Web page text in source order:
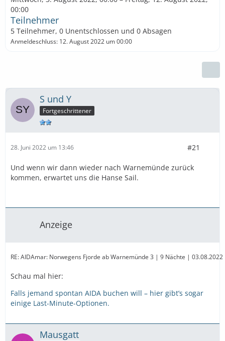
00:00
Teilnehmer
5 Teilnehmer, 0 Unentschlossen und 0 Absagen
Anmeldeschluss: 12. August 2022 um 00:00
S und Y
Fortgeschrittener
28. Juni 2022 um 13:46 #21
Und wenn wir dann wieder nach Warnemünde zurück
kommen, erwartet uns die Hanse Sail.
Anzeige
RE: AIDAmar: Norwegens Fjorde ab Warnemünde 3 | 9 Nächte |
Schau mal hier:
Falls jemand spontan AIDA buchen will – hier gibt’s sogar
einige Last-Minute-Optionen.
Mausgatt